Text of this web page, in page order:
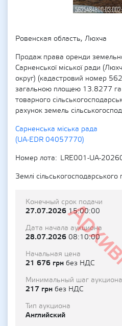
Ровенская область, Люхча
Продаж права оренди
Сарненської міської ради
округ) (кадастровий номер
загальною площею 13.8277
товарного
рахунок земель
Сарненська міська рада
(UA-EDR 04057770)
Номер лота
LRE001-UA-
Землі
Конечный срок подачи
27.07.202615:00:00
Дата начала аукциона
28.07.2026 08:10:00
Начальная цена
21 676 грн без НДС
Минимальный шаг аукциона
217 грн без НДС
Тип аукциона
Английский